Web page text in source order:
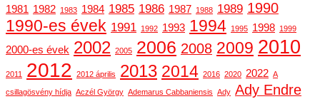
1981 1982 1983 1984 1985 1986 1987 1988 1989 1990
1990-es évek 1991 1992 1993 1994 1995 1998 1999
2000-es évek 2002 2005 2006 2008 2009 2010
2011 2012 2012 április 2013 2014 2016 2020 2022 A
csillagösvény hídja Aczél György Ademarus Cabbaniensis Ady Ady Endre